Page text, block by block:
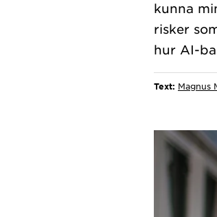
kunna
risker
Text: Magnus